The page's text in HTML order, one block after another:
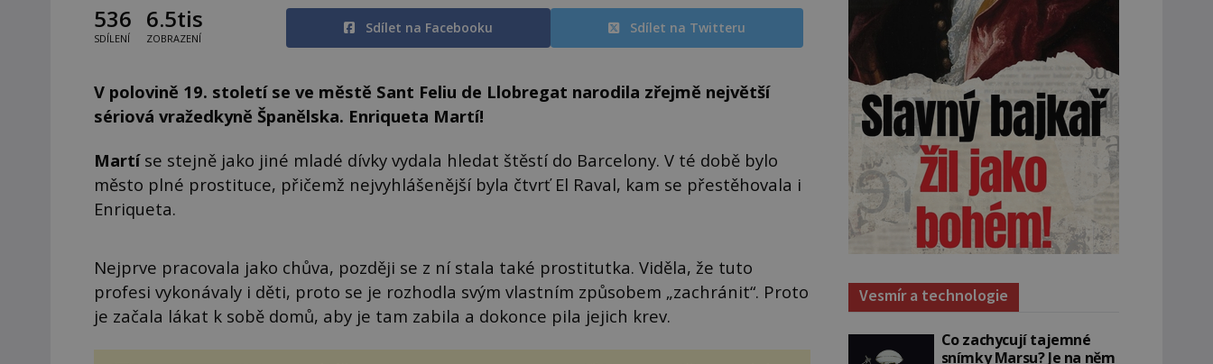
536
SDÍLENÍ
6.5tis
ZOBRAZENÍ
Sdílet na Facebooku Sdílet na Twitteru
V polovině 19. století se ve městě Sant Feliu de Llobregat narodila zřejmě největší
sériová vražedkyně Španělska. Enriqueta Martí!
Martíse stejně jako jiné mladé dívky vydala hledat štěstí do Barcelony. V té době bylo
město plné prostituce, přičemž nejvyhlášenější byla čtvrť El Raval, kam se přestěhovala i
Enriqueta.
Nejprve pracovala jako chůva, později se z ní stala také prostitutka. Viděla, že tuto
profesi vykonávaly i děti, proto se je rozhodla svým vlastním způsobem „zachránit“. Proto
je začala lákat k sobě domů, aby je tam zabila a dokonce pila jejich krev.
Vesmír a technologie
Co zachycují tajemné
snímky Marsu? Je na něm